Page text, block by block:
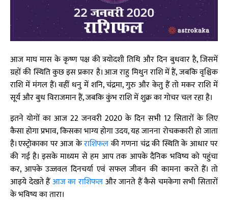
आज माघ मास के कृष्ण पक्ष की त्रयोदशी तिथि और दिन बुधवार है, जिसमें
ग्रहों की स्थिति कुछ इस प्रकार है। आज राहु मिथुन राशि में हैं, जबकि वृश्चिक
राशि में मंगल हैं। वहीं धनु में शनि, चंद्रमा, गुरु और केतु हैं तो मकर राशि में
सूर्य और बुध विराजमान हैं, जबकि कुंभ राशि में शुक्र का गोचर चल रहा है।
इतने योगों का आज 22 जनवरी 2020 के दिन सभी 12 सितारों के लिए
कैसा होगा प्रभाव, किसका भाग्य होगा उदय, यह जानना रोचककारी हो जाता
है। एस्ट्रोकाका पर आज केराशिफलकी गणना चंद्र की स्थिति के आधार पर
की गई है। इसके माध्यम से हम आप तक आपके दैनिक भविष्य को पहुंचा
कर, आपके उज्जवल दिनचर्या एवं सफल जीवन की कामना करते हैं। तो
आइये देखते हैंआज का राशिफलऔर जानते हैं कैसे चमकेगा सभी सितारों
के भविष्य का तारा।